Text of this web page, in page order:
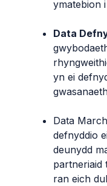
ymatebion
Data
yn ei
Data
defnyddio
deunydd
partneriaid
ran eich